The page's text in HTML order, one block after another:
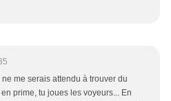
me serais attendu à trouver du
prime, tu joues les voyeurs... En